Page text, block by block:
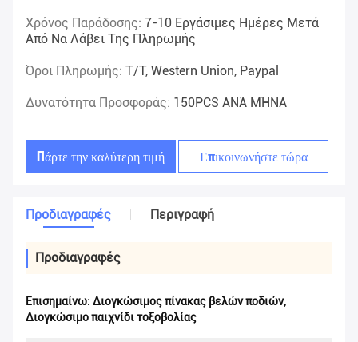
Χρόνος Παράδοσης: 7-10 Εργάσιμες Ημέρες Μετά
Από Να Λάβει Της Πληρωμής
Όροι Πληρωμής: T/T, Western Union, Paypal
Δυνατότητα Προσφοράς: 150PCS ΑΝΆ ΜΉΝΑ
Πάρτε την καλύτερη τιμή Επικοινωνήστε τώρα
Προδιαγραφές Περιγραφή
Προδιαγραφές
Επισημαίνω: Διογκώσιμος πίνακας βελών ποδιών,
Διογκώσιμο παιχνίδι τοξοβολίας